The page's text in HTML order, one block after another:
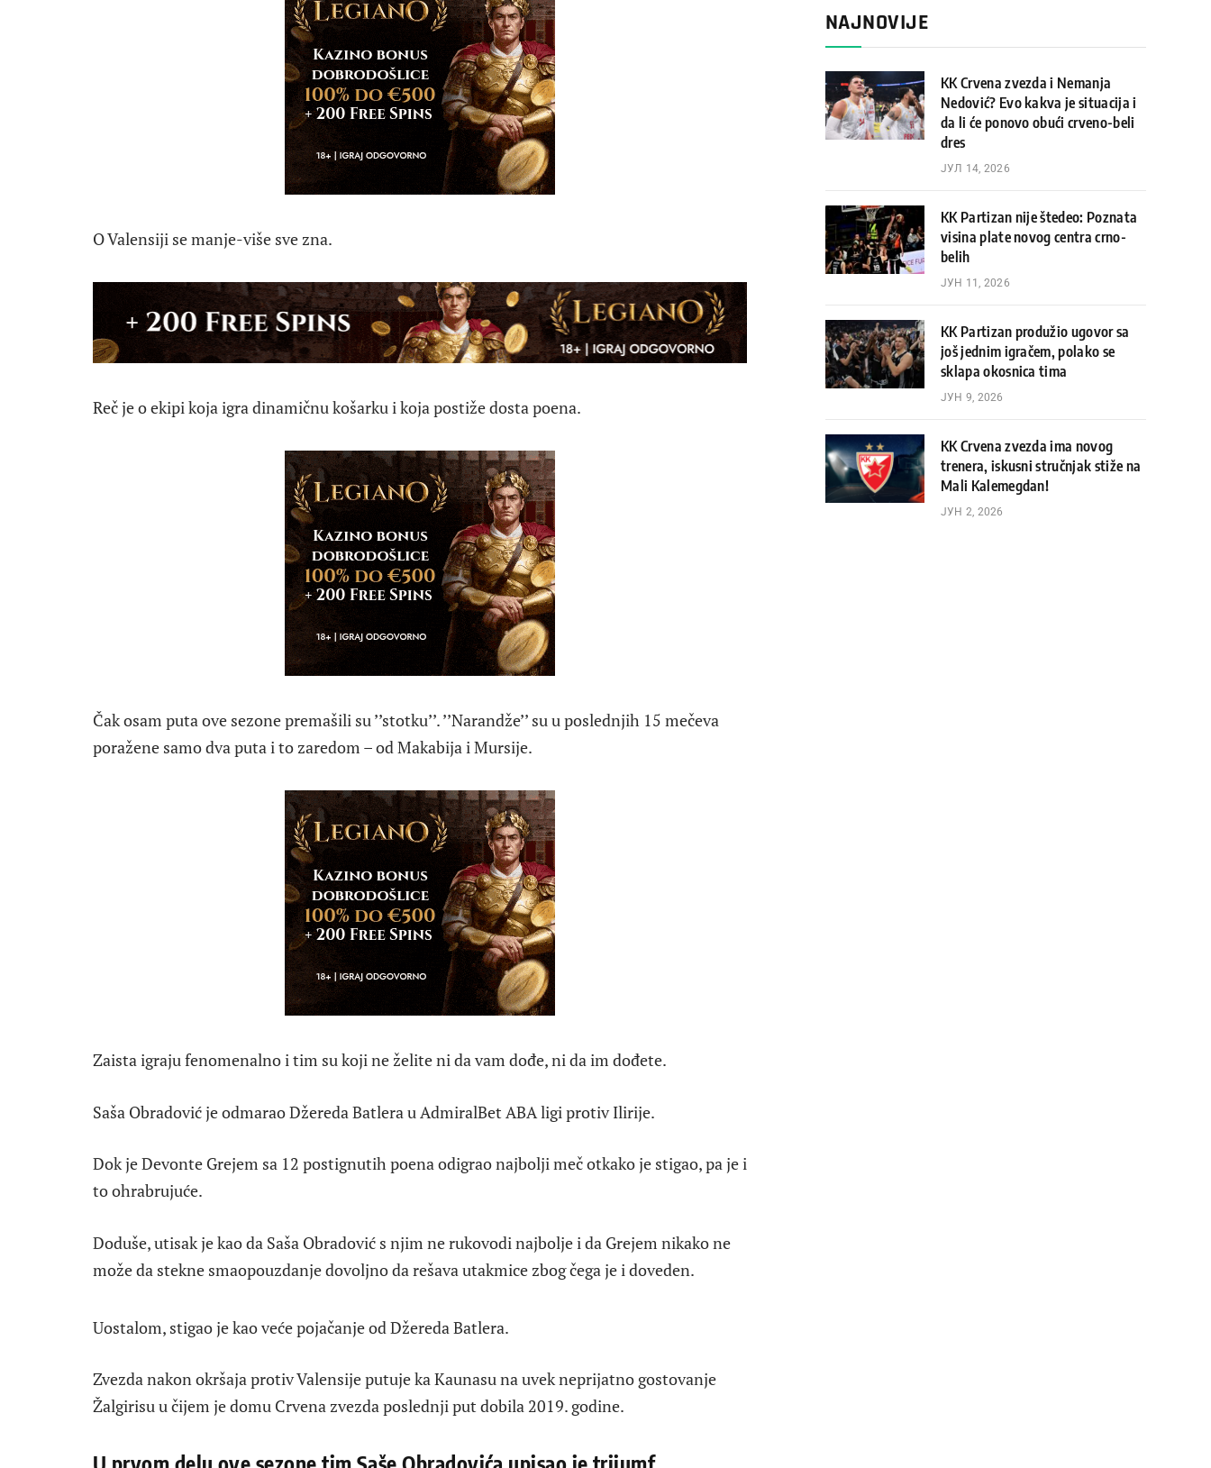
O Valensiji se manje-više sve zna.
Reč je o ekipi koja igra dinamičnu košarku i koja postiže dosta poena.
Čak osam puta ove sezone premašili su ’’stotku’’. ’’Narandže’’ su u poslednjih 15 mečeva
poražene samo dva puta i to zaredom – od Makabija i Mursije.
Zaista igraju fenomenalno i tim su koji ne želite ni da vam dođe, ni da im dođete.
Saša Obradović je odmarao Džereda Batlera u AdmiralBet ABA ligi protiv Ilirije.
Dok je Devonte Grejem sa 12 postignutih poena odigrao najbolji meč otkako je stigao, pa je i
to ohrabrujuće.
Doduše, utisak je kao da Saša Obradović s njim ne rukovodi najbolje i da Grejem nikako ne
može da stekne smaopouzdanje dovoljno da rešava utakmice zbog čega je i doveden.
Uostalom, stigao je kao veće pojačanje od Džereda Batlera.
Zvezda nakon okršaja protiv Valensije putuje ka Kaunasu na uvek neprijatno gostovanje
Žalgirisu u čijem je domu Crvena zvezda poslednji put dobila 2019. godine.
U prvom delu ove sezone tim Saše Obradovića upisao je trijumf
NAJNOVIJE
KK Crvena zvezda i Nemanja
Nedović? Evo kakva je situacija i
da li će ponovo obući crveno-beli
dres
ЈУЛ 14, 2026
KK Partizan nije štedeo: Poznata
visina plate novog centra crno-
belih
ЈУН 11, 2026
KK Partizan produžio ugovor sa
još jednim igračem, polako se
sklapa okosnica tima
ЈУН 9, 2026
KK Crvena zvezda ima novog
trenera, iskusni stručnjak stiže na
Mali Kalemegdan!
ЈУН 2, 2026